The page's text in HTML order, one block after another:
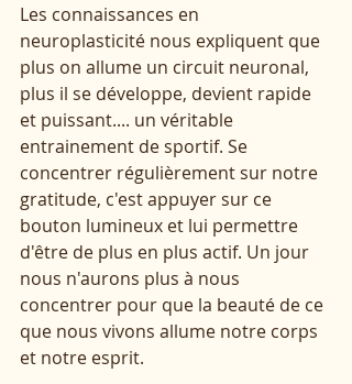
Les connaissances en
neuroplasticité nous expliquent que
plus on allume un circuit neuronal,
plus il se développe, devient rapide
et puissant.... un véritable
entrainement de sportif. Se
concentrer régulièrement sur notre
gratitude, c'est appuyer sur ce
bouton lumineux et lui permettre
d'être de plus en plus actif. Un jour
nous n'aurons plus à nous
concentrer pour que la beauté de ce
que nous vivons allume notre corps
et notre esprit.